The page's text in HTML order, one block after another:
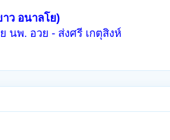
ว อนาลโย)
นพ. อวย - ส่งศรี เกตุสิงห์